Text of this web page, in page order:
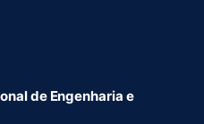
de Engenharia e